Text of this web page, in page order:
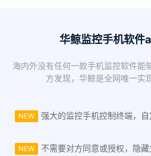
华鲸监控手机软件
海内外没有任何一款手机监控软件能
方发现，华鲸是全网唯一实
NEW 强大的监控手机控制终端，自
NEW
不需要对方同意或授权，隐